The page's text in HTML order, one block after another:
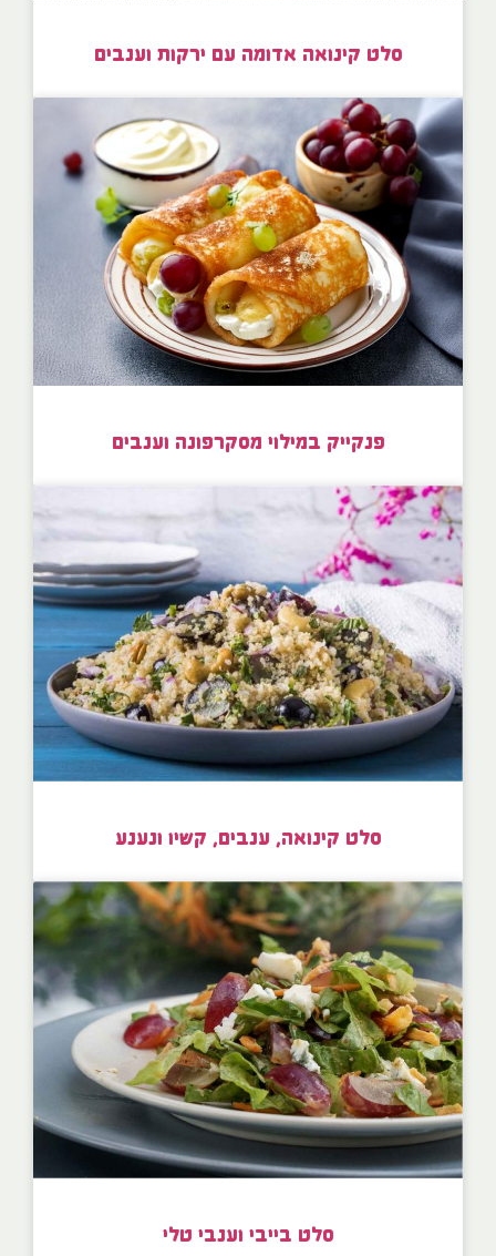
סלט קינואה אדומה עם ירקות וענבים
פנקייק במילוי מסקרפונה וענבים
סלט קינואה, ענבים, קשיו ונענע
סלט בייבי וענבי טלי